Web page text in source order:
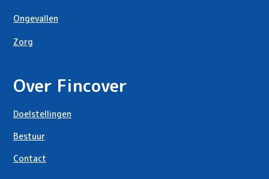
Ongevallen
Zorg
Over Fincover
Doelstellingen
Bestuur
Contact